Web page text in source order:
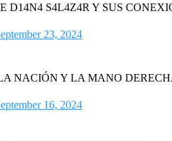
D14N4 S4L4Z4R Y SUS
23, 2024
NACIÓN Y LA MANO
16, 2024